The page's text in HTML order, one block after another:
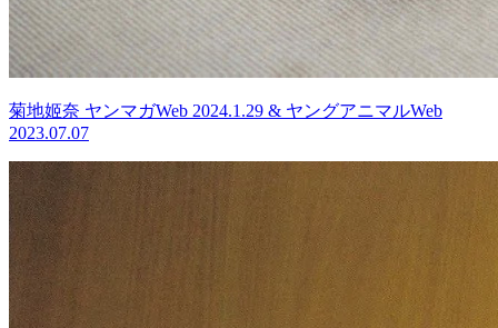
菊地姬奈 ヤンマガWeb 2024.1.29 & ヤングアニマルWeb
2023.07.07